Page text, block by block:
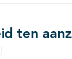
ten